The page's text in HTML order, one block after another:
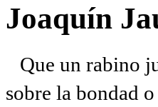
Joaquín
Que un rabino
sobre la bondad